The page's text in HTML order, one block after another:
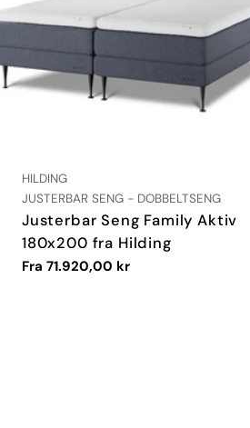
LEVERANDØR:
HILDING
TYPE:
JUSTERBAR SENG - DOBBELTSENG
Justerbar Seng Family Aktiv
180x200 fra Hilding
Vanlig
Fra 71.920,00 kr